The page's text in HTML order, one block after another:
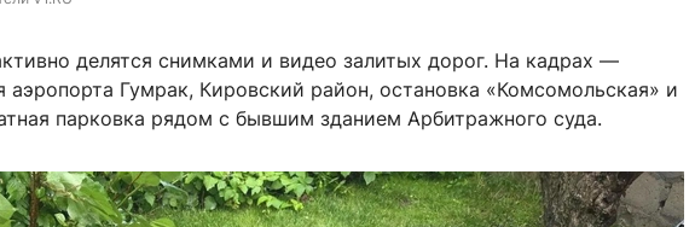
делятся снимками и видео залитых дорог. На кадрах —
аэропорта Гумрак, Кировский район, остановка «Комсомольская» и
парковка рядом с бывшим зданием Арбитражного суда.